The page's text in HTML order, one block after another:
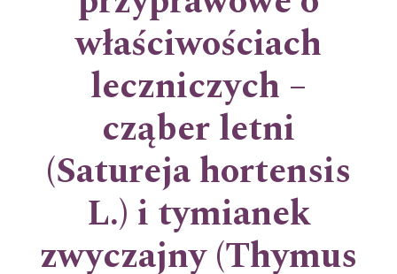
właściwościach
leczniczych –
cząber letni
(Satureja hortensis
L.) i tymianek
zwyczajny (Thymus